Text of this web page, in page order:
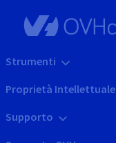
Strumenti
Proprietà Intellettuale
Supporto